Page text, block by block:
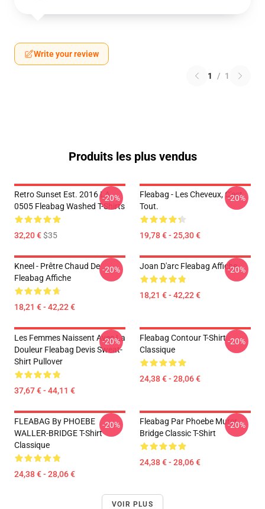
Write your review
1 / 1
Produits les plus vendus
Retro Sunset Est. 2016 LA
0505 Fleabag Washed T-Shirts
32,20 €$35
-20%
Fleabag - Les Cheveux, C'est
Tout.
19,78 € - 25,30 €
-20%
Kneel - Prêtre Chaud De
Fleabag Affiche
18,21 € - 42,22 €
-20% Joan D'arc Fleabag Affiche
18,21 € - 42,22 €
-20%
Les Femmes Naissent Avec La
Douleur Fleabag Devis Sweat-
Shirt Pullover
37,67 € - 44,11 €
-20%
Fleabag Contour T-Shirt
Classique
24,38 € - 28,06 €
-20%
FLEABAG By PHOEBE
WALLER-BRIDGE T-Shirt
Classique
24,38 € - 28,06 €
-20%
Fleabag Par Phoebe Murer
Bridge Classic T-Shirt
24,38 € - 28,06 €
-20%
VOIR PLUS